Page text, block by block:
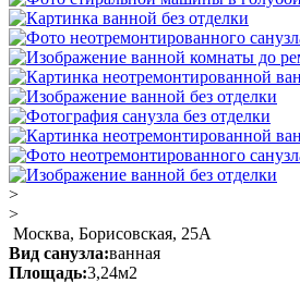
>
>
Москва, Борисовская, 25А
Вид санузла:ванная
Площадь:3,24м2